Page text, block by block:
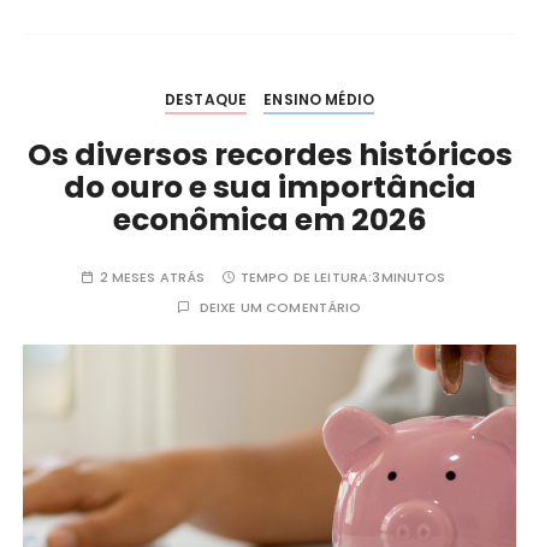
DESTAQUE ENSINO MÉDIO
Os diversos recordes históricos
do ouro e sua importância
econômica em 2026
2 MESES ATRÁS TEMPO DE LEITURA:3MINUTOS
DEIXE UM COMENTÁRIO